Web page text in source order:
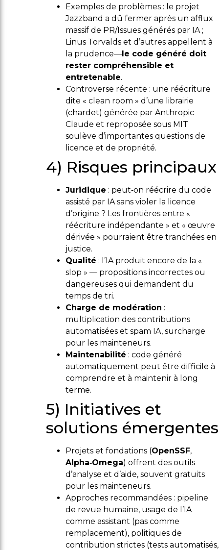
Exemples de problèmes : le projet
Jazzband a dû fermer après un afflux
massif de PR/Issues générés par IA ;
Linus Torvalds et d’autres appellent à
la prudence—le code généré doit
rester compréhensible et
entretenable.
Controverse récente : une réécriture
dite « clean room » d’une librairie
(chardet) générée par Anthropic
Claude et reproposée sous MIT
soulève d’importantes questions de
licence et de propriété.
4) Risques principaux
Juridique : peut‑on réécrire du code
assisté par IA sans violer la licence
d’origine ? Les frontières entre «
réécriture indépendante » et « œuvre
dérivée » pourraient être tranchées en
justice.
Qualité : l’IA produit encore de la «
slop » — propositions incorrectes ou
dangereuses qui demandent du
temps de tri.
Charge de modération :
multiplication des contributions
automatisées et spam IA, surcharge
pour les mainteneurs.
Maintenabilité : code généré
automatiquement peut être difficile à
comprendre et à maintenir à long
terme.
5) Initiatives et
solutions émergentes
Projets et fondations (OpenSSF,
Alpha‑Omega) offrent des outils
d’analyse et d’aide, souvent gratuits
pour les mainteneurs.
Approches recommandées : pipeline
de revue humaine, usage de l’IA
comme assistant (pas comme
remplacement), politiques de
contribution strictes (tests automatisés,